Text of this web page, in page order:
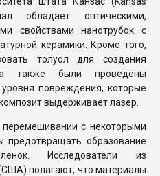
обладает оптическими,
свойствами нанотрубок с
керамики. Кроме того,
толуол для создания
а также были проведены
повреждения, которые
выдерживает лазер.
с некоторыми
предотвращать образование
Исследователи из
полагают, что материалы